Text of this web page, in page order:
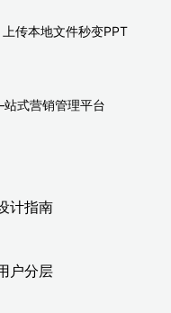
传本地文件秒变PPT
式营销管理平台
计指南
户分层